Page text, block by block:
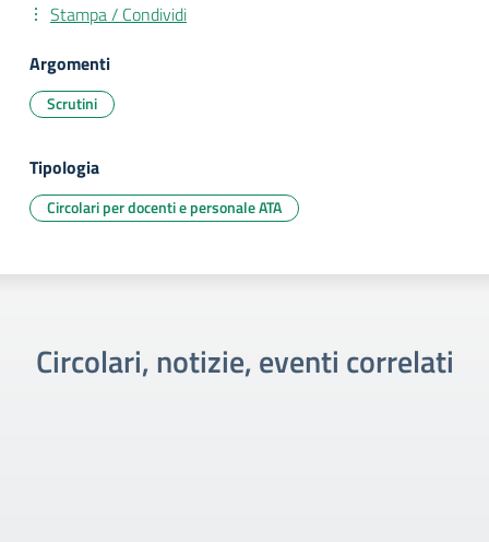
Stampa / Condividi
Argomenti
Scrutini
Tipologia
Circolari per docenti e personale ATA
Circolari, notizie, eventi correlati